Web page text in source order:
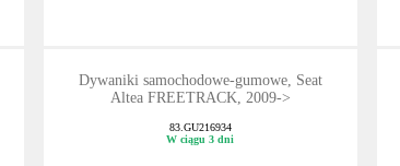
Dywaniki samochodowe-gumowe, Seat
Altea FREETRACK, 2009->
83.GU216934
W ciągu 3 dni